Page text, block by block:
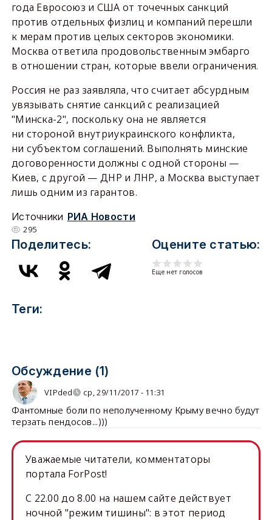
года Евросоюз и США от точечных санкций
против отдельных физлиц и компаний перешли
к мерам против целых секторов экономики.
Москва ответила продовольственным эмбарго
в отношении стран, которые ввели ограничения.
Россия не раз заявляла, что считает абсурдным
увязывать снятие санкций с реализацией
"Минска-2", поскольку она не является
ни стороной внутриукраинского конфликта,
ни субъектом соглашений. Выполнять минские
договоренности должны с одной стороны —
Киев, с другой — ДНР и ЛНР, а Москва выступает
лишь одним из гарантов.
Источники РИА Новости
295
Поделитесь: Оцените статью:
Еще нет голосов
Теги:
Обсуждение (1)
VIPded ср, 29/11/2017 - 11:31
Фантомные боли по неполученному Крыму вечно будут
терзать пендосов...)))
Уважаемые читатели, комментаторы
портала ForPost!
C 22.00 до 8.00 на нашем сайте действует
ночной "режим тишины": в этот период